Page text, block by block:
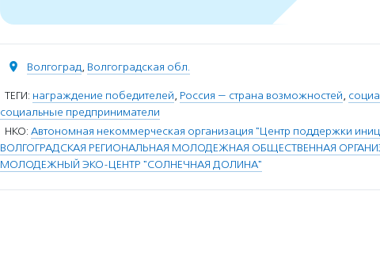
Волгоград, Волгоградская обл.
ТЕГИ: награждение победителей, Россия — страна возможностей,
социальные предприниматели
НКО: Автономная некоммерческая организация "Центр поддержки
ВОЛГОГРАДСКАЯ РЕГИОНАЛЬНАЯ МОЛОДЕЖНАЯ ОБЩЕСТВЕННАЯ
МОЛОДЕЖНЫЙ ЭКО-ЦЕНТР "СОЛНЕЧНАЯ ДОЛИНА"